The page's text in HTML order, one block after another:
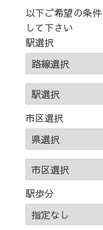
以下ご希望の条
して下さい
駅選択
市区選択
駅歩分